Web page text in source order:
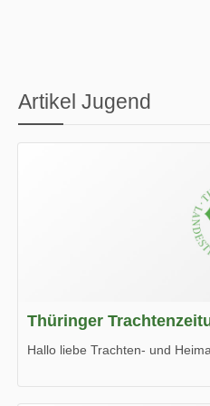
Artikel Jugend
Thüringer
Hallo liebe Trachten- und